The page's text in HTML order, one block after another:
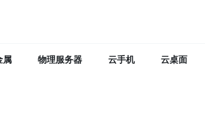
属 物理服务器 云手机 云桌面